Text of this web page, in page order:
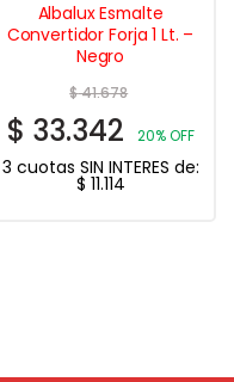
Albalux Esmalte
Convertidor Forja 1 Lt. –
Negro
$41.678
$ 33.342 20% OFF
3 cuotas SIN INTERES de:
$ 11.114